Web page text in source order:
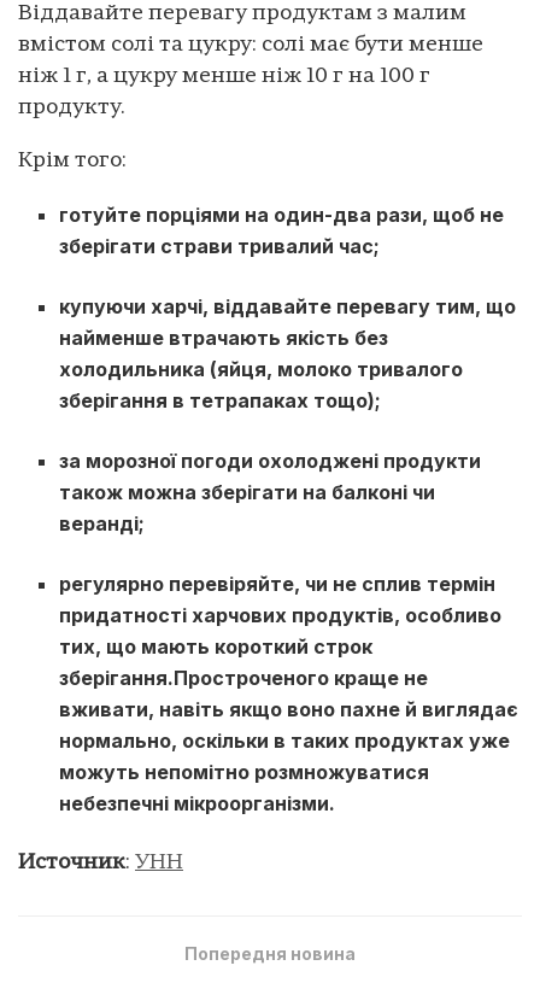
Віддавайте перевагу продуктам з малим
вмістом солі та цукру: солі має бути менше
ніж 1 г, а цукру менше ніж 10 г на 100 г
продукту.
Крім того:
готуйте порціями на один-два рази, щоб не
зберігати страви тривалий час;
купуючи харчі, віддавайте перевагу тим, що
найменше втрачають якість без
холодильника (яйця, молоко тривалого
зберігання в тетрапаках тощо);
за морозної погоди охолоджені продукти
також можна зберігати на балконі чи
веранді;
регулярно перевіряйте, чи не сплив термін
придатності харчових продуктів, особливо
тих, що мають короткий строк
зберігання.Простроченого краще не
вживати, навіть якщо воно пахне й виглядає
нормально, оскільки в таких продуктах уже
можуть непомітно розмножуватися
небезпечні мікроорганізми.
Источник: УНН
Попередня новина